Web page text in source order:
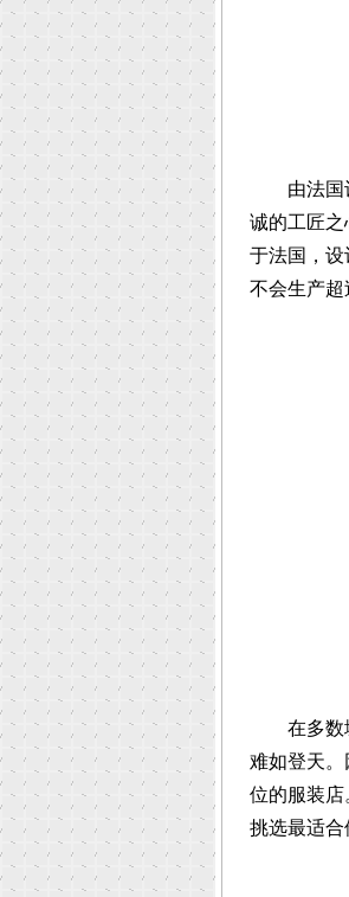
由法国设
诚的工匠之
于法国，
不会生产超
在多数城
难如登天
位的服装
挑选最适合